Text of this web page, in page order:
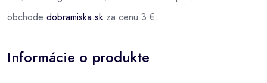
obchode dobramiska.sk za cenu 3 €.
Informácie o produkte